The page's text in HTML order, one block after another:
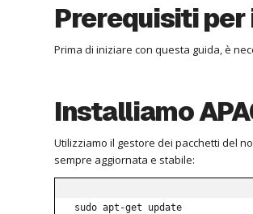
Prerequisiti per
Prima di iniziare con questa guida, è
Installiamo
Utilizziamo il gestore dei pacchetti del
sempre aggiornata e stabile:
sudo apt-get update